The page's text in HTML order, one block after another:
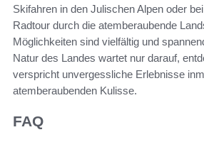
Skifahren in den Julischen Alpen oder
Radtour durch die atemberaubende
Möglichkeiten sind vielfältig und
Natur des Landes wartet nur darauf,
verspricht unvergessliche Erlebnisse
atemberaubenden Kulisse.
FAQ